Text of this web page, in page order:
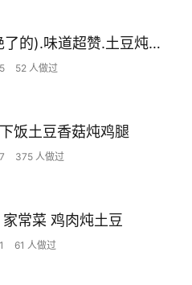
(做绝了的).味道超赞.土豆炖鸡块
52 人做过
饭土豆香菇炖鸡腿
375 人做过
家常菜 鸡肉炖土豆
61 人做过